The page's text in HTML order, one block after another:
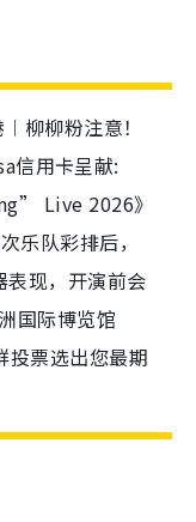
柳柳粉注意！
信用卡呈献:
Live 2026》
乐队彩排后，
现，开演前会
国际博览馆
投票选出您最期